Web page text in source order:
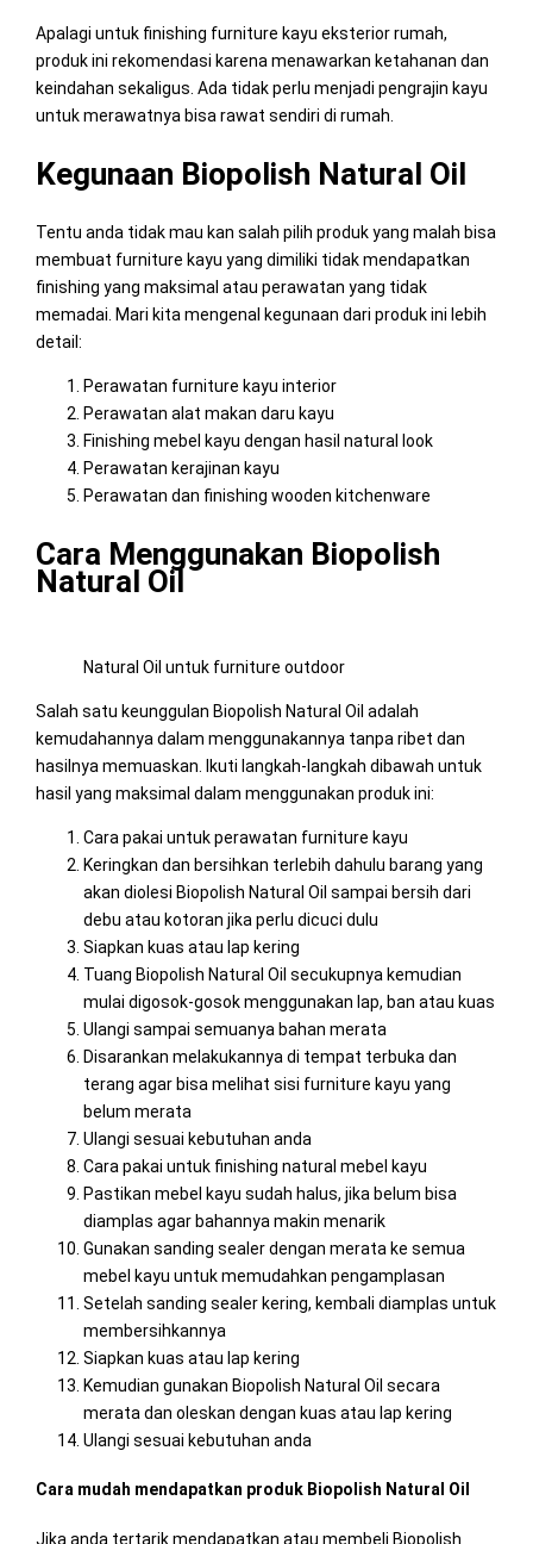
Apalagi untuk finishing furniture kayu eksterior rumah,
produk ini rekomendasi karena menawarkan ketahanan dan
keindahan sekaligus. Ada tidak perlu menjadi pengrajin kayu
untuk merawatnya bisa rawat sendiri di rumah.
Kegunaan Biopolish Natural Oil
Tentu anda tidak mau kan salah pilih produk yang malah bisa
membuat furniture kayu yang dimiliki tidak mendapatkan
finishing yang maksimal atau perawatan yang tidak
memadai. Mari kita mengenal kegunaan dari produk ini lebih
detail:
Perawatan furniture kayu interior
Perawatan alat makan daru kayu
Finishing mebel kayu dengan hasil natural look
Perawatan kerajinan kayu
Perawatan dan finishing wooden kitchenware
Cara Menggunakan Biopolish
Natural Oil
Natural Oil untuk furniture outdoor
Salah satu keunggulan Biopolish Natural Oil adalah
kemudahannya dalam menggunakannya tanpa ribet dan
hasilnya memuaskan. Ikuti langkah-langkah dibawah untuk
hasil yang maksimal dalam menggunakan produk ini:
Cara pakai untuk perawatan furniture kayu
Keringkan dan bersihkan terlebih dahulu barang yang
akan diolesi Biopolish Natural Oil sampai bersih dari
debu atau kotoran jika perlu dicuci dulu
Siapkan kuas atau lap kering
Tuang Biopolish Natural Oil secukupnya kemudian
mulai digosok-gosok menggunakan lap, ban atau kuas
Ulangi sampai semuanya bahan merata
Disarankan melakukannya di tempat terbuka dan
terang agar bisa melihat sisi furniture kayu yang
belum merata
Ulangi sesuai kebutuhan anda
Cara pakai untuk finishing natural mebel kayu
Pastikan mebel kayu sudah halus, jika belum bisa
diamplas agar bahannya makin menarik
Gunakan sanding sealer dengan merata ke semua
mebel kayu untuk memudahkan pengamplasan
Setelah sanding sealer kering, kembali diamplas untuk
membersihkannya
Siapkan kuas atau lap kering
Kemudian gunakan Biopolish Natural Oil secara
merata dan oleskan dengan kuas atau lap kering
Ulangi sesuai kebutuhan anda
Cara mudah mendapatkan produk Biopolish Natural Oil
Jika anda tertarik mendapatkan atau membeli Biopolish